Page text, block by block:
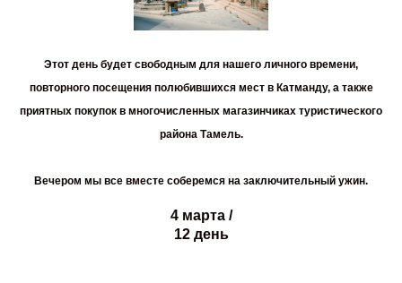
Этот день будет свободным для нашего личного времени,
повторного посещения полюбившихся мест в Катманду, а также
приятных покупок в многочисленных магазинчиках туристического
района Тамель.
Вечером мы все вместе соберемся на заключительный ужин.
4 марта /
12 день